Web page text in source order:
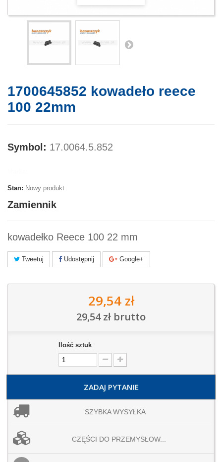
1700645852 kowadeło reece
100 22mm
Symbol: 17.0064.5.852
Stan: Nowy produkt
Zamiennik
kowadełko Reece 100 22 mm
Tweetuj Udostępnij Google+
29,54 zł
29,54 zł brutto
Ilość sztuk
ZADAJ PYTANIE
SZYBKA WYSYŁKA
CZĘŚCI DO PRZEMYSŁOW...